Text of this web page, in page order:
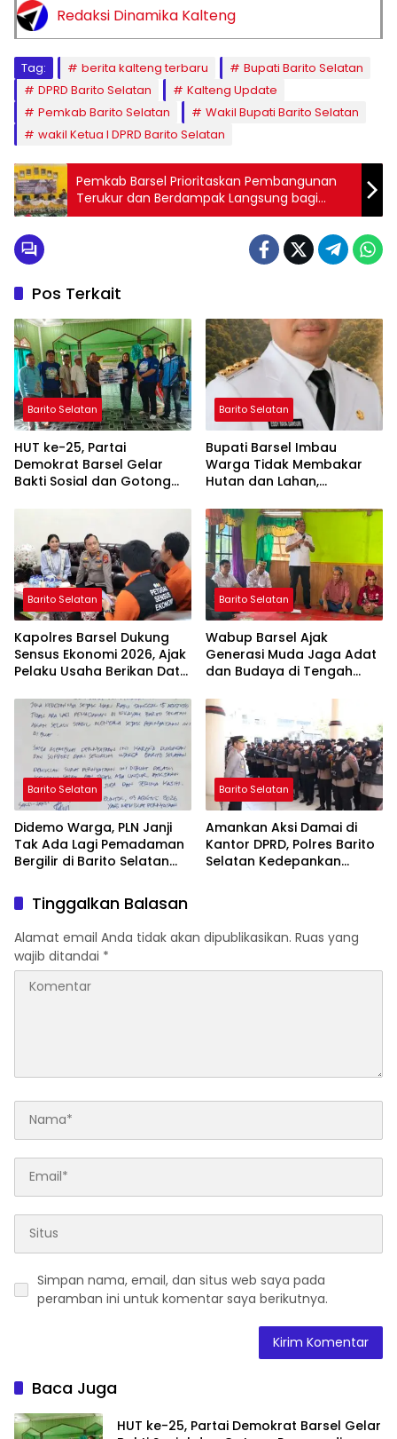
Redaksi Dinamika Kalteng
Tag: berita kalteng terbaru
Bupati Barito Selatan
DPRD Barito Selatan
Kalteng Update
Pemkab Barito Selatan
Wakil Bupati Barito Selatan
wakil Ketua I DPRD Barito Selatan
Pemkab Barsel Prioritaskan Pembangunan
Terukur dan Berdampak Langsung bagi
Masyarakat
Pos Terkait
Barito Selatan
HUT ke-25, Partai
Demokrat Barsel Gelar
Bakti Sosial dan Gotong
Barito Selatan
Bupati Barsel Imbau
Warga Tidak Membakar
Hutan dan Lahan,
Bebas Kabut Asap
Barito Selatan
Kapolres Barsel Dukung
Sensus Ekonomi 2026, Ajak
Pelaku Usaha Berikan Data
Barito Selatan
Wabup Barsel Ajak
Generasi Muda Jaga Adat
dan Budaya di Tengah
Barito Selatan
Didemo Warga, PLN Janji
Tak Ada Lagi Pemadaman
Bergilir di Barito Selatan
Barito Selatan
Amankan Aksi Damai di
Kantor DPRD, Polres Barito
Selatan Kedepankan
Tinggalkan Balasan
Alamat email Anda tidak akan dipublikasikan. Ruas yang
wajib ditandai *
Simpan nama, email, dan situs web saya pada
peramban ini untuk komentar saya berikutnya.
Baca Juga
HUT ke-25, Partai Demokrat Barsel Gelar